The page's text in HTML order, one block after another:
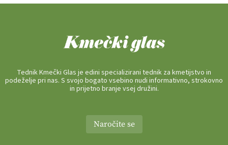
Tednik Kmečki Glas je edini specializirani tednik za kmetijstvo in
podeželje pri nas. S svojo bogato vsebino nudi informativno, strokovno
in prijetno branje vsej družini.
Naročite se